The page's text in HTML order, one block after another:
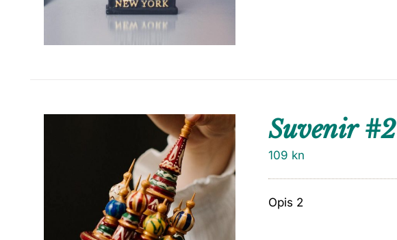
Suvenir #2
109 kn
Opis 2